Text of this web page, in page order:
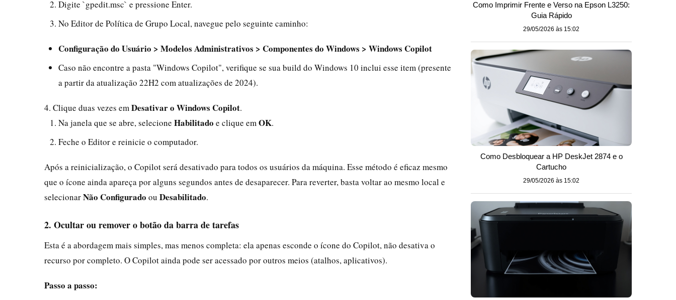
Digite `gpedit.msc` e pressione Enter.
No Editor de Política de Grupo Local, navegue pelo seguinte caminho:
Configuração do Usuário > Modelos Administrativos > Componentes do Windows > Windows Copilot
Caso não encontre a pasta "Windows Copilot", verifique se sua build do Windows 10 inclui esse item (presente
a partir da atualização 22H2 com atualizações de 2024).
4. Clique duas vezes em Desativar o Windows Copilot.
Na janela que se abre, selecione Habilitado e clique em OK.
Feche o Editor e reinicie o computador.
Após a reinicialização, o Copilot será desativado para todos os usuários da máquina. Esse método é eficaz mesmo
que o ícone ainda apareça por alguns segundos antes de desaparecer. Para reverter, basta voltar ao mesmo local e
selecionarNão Configurado ou Desabilitado.
2. Ocultar ou remover o botão da barra de tarefas
Esta é a abordagem mais simples, mas menos completa: ela apenas esconde o ícone do Copilot, não desativa o
recurso por completo. O Copilot ainda pode ser acessado por outros meios (atalhos, aplicativos).
Passo a passo:
Como Imprimir Frente e Verso na Epson L3250:
Guia Rápido
29/05/2026 às 15:02
Como Desbloquear a HP DeskJet 2874 e o
Cartucho
29/05/2026 às 15:02